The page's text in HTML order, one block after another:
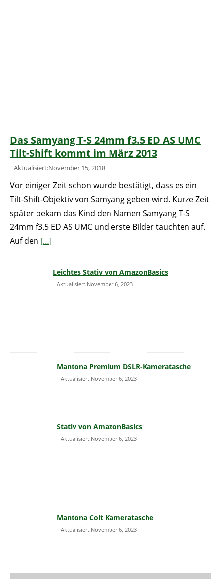
Das Samyang T-S 24mm f3.5 ED AS UMC
Tilt-Shift kommt im März 2013
Aktualisiert:November 15, 2018
Vor einiger Zeit schon wurde bestätigt, dass es ein
Tilt-Shift-Objektiv von Samyang geben wird. Kurze Zeit
später bekam das Kind den Namen Samyang T-S
24mm f3.5 ED AS UMC und erste Bilder tauchten auf.
Auf den […]
Leichtes Stativ von AmazonBasics
Aktualisiert:November 6, 2023
Mantona Premium DSLR-Kameratasche
Aktualisiert:November 6, 2023
Stativ von AmazonBasics
Aktualisiert:November 6, 2023
Mantona Colt Kameratasche
Aktualisiert:November 6, 2023